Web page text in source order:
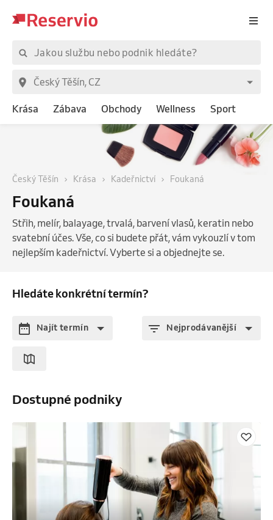
Krása Zábava Obchody Wellness Sport
Český Těšín Krása Kadeřnictví Foukaná
Foukaná
Střih, melír, balayage, trvalá, barvení vlasů, keratin nebo
svatební účes. Vše, co si budete přát, vám vykouzlí v tom
nejlepším kadeřnictví. Vyberte si a objednejte se.
Hledáte konkrétní termín?
Najít termín Nejprodávanější
Dostupné podniky